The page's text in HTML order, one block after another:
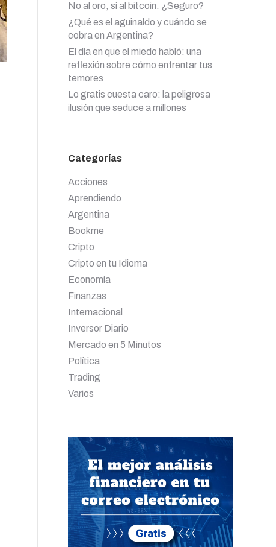
No al oro, sí al bitcoin. ¿Seguro?
¿Qué es el aguinaldo y cuándo se
cobra en Argentina?
El día en que el miedo habló: una
reflexión sobre cómo enfrentar tus
temores
Lo gratis cuesta caro: la peligrosa
ilusión que seduce a millones
Categorías
Acciones
Aprendiendo
Argentina
Bookme
Cripto
Cripto en tu Idioma
Economía
Finanzas
Internacional
Inversor Diario
Mercado en 5 Minutos
Política
Trading
Varios